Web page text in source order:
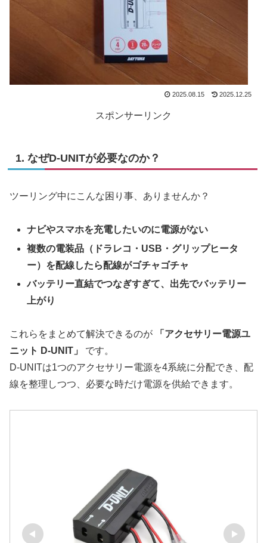
2025.08.15 2025.12.25
スポンサーリンク
1. なぜD-UNITが必要なのか？
ツーリング中にこんな困り事、ありませんか？
ナビやスマホを充電したいのに電源がない
複数の電装品（ドラレコ・USB・グリップヒータ
ー）を配線したら配線がゴチャゴチャ
バッテリー直結でつなぎすぎて、出先でバッテリー
上がり
これらをまとめて解決できるのが
「アクセサリー電源ユ
ニット D-UNIT」
です。
D-UNITは1つのアクセサリー電源を4系統に分配でき、配
線を整理しつつ、必要な時だけ電源を供給できます。